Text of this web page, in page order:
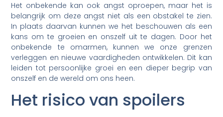
Het onbekende kan ook angst oproepen, maar het is
belangrijk om deze angst niet als een obstakel te zien.
In plaats daarvan kunnen we het beschouwen als een
kans om te groeien en onszelf uit te dagen. Door het
onbekende te omarmen, kunnen we onze grenzen
verleggen en nieuwe vaardigheden ontwikkelen. Dit kan
leiden tot persoonlijke groei en een dieper begrip van
onszelf en de wereld om ons heen.
Het risico van spoilers